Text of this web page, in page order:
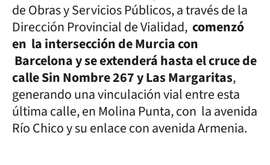
de Obras y Servicios Públicos, a través de la
Dirección Provincial de Vialidad, comenzó
en la intersección de Murcia con
Barcelona y se extenderá hasta el cruce de
calle Sin Nombre 267 y Las Margaritas,
generando una vinculación vial entre esta
última calle, en Molina Punta, con la avenida
Río Chico y su enlace con avenida Armenia.